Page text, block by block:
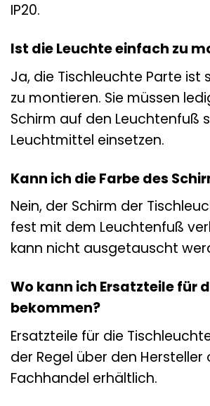
IP20.
Ist die Leuchte einfach zu
Ja, die Tischleuchte Parte ist
zu montieren. Sie müssen
Schirm auf den Leuchtenfuß
Leuchtmittel einsetzen.
Kann ich die Farbe des
Nein, der Schirm der
fest mit dem Leuchtenfuß
kann nicht ausgetauscht
Wo kann ich Ersatzteile für
bekommen?
Ersatzteile für die
der Regel über den Hersteller
Fachhandel erhältlich.